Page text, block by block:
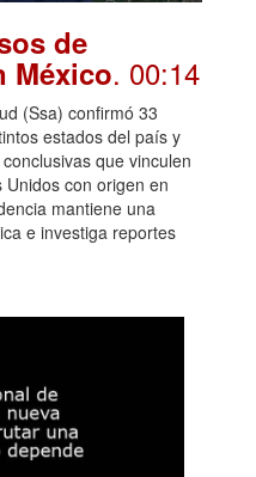
de
México. 00:14
(Ssa) confirmó 33
estados del país y
que vinculen
con origen en
mantiene una
e investiga reportes